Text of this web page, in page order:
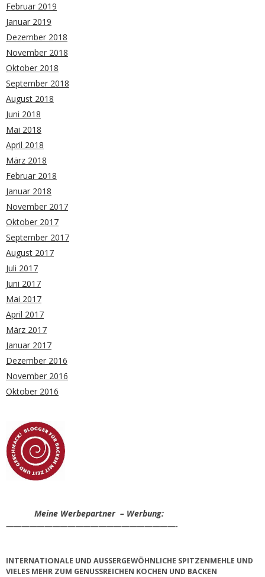
Februar 2019
Januar 2019
Dezember 2018
November 2018
Oktober 2018
September 2018
August 2018
Juni 2018
Mai 2018
April 2018
März 2018
Februar 2018
Januar 2018
November 2017
Oktober 2017
September 2017
August 2017
Juli 2017
Juni 2017
Mai 2017
April 2017
März 2017
Januar 2017
Dezember 2016
November 2016
Oktober 2016
Meine Werbepartner – Werbung:
——————————————————————-
INTERNATIONALE UND AUSSERGEWÖHNLICHE SPITZENMEHLE UND V
IELES MEHR ZUM GENUSSREICHEN KOCHEN UND BACKEN